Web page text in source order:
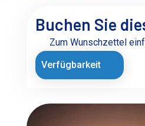
Buchen Sie
Zum Wunschzettel
Verfügbarkeit